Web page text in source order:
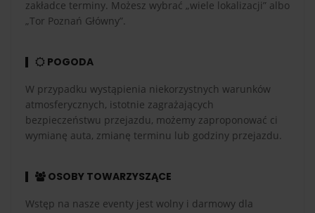
zakładce terminy. Możesz wybrać „wiele lokalizacji” albo
„Tor Poznań Główny”.
POGODA
W przypadku wystąpienia niekorzystnych warunków
atmosferycznych, istotnie zagrażających
bezpieczeństwu przejazdu, możemy zaproponować ci
wymianę auta, zmianę terminu lub godziny przejazdu.
OSOBY TOWARZYSZĄCE
Wstęp na nasze eventy jest wolny i darmowy dla